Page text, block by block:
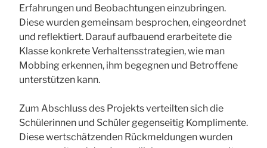
Erfahrungen und Beobachtungen einzubringen.
Diese wurden gemeinsam besprochen, eingeordnet
und reflektiert. Darauf aufbauend erarbeitete die
Klasse konkrete Verhaltensstrategien, wie man
Mobbing erkennen, ihm begegnen und Betroffene
unterstützen kann.
Zum Abschluss des Projekts verteilten sich die
Schülerinnen und Schüler gegenseitig Komplimente.
Diese wertschätzenden Rückmeldungen wurden